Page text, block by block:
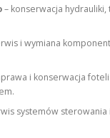
– konserwacja hydrauliki,
i wymiana
i konserwacja
systemów sterowania